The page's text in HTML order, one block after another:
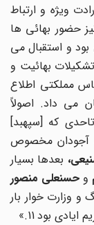
ویژه و ارتباط
بهائی ها
و استقبال می
بهائیت و
مملکتی اطلاع
داد. اصولاً
که [سپهبد]
مخصوص
،بعدها بسیار
حسنعلی منصور
خوار بار
بود11.»